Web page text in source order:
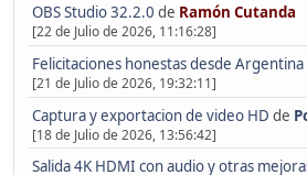
OBS Studio 32.2.0 de Ramón Cutanda
[22 de Julio de 2026, 11:16:28]
Felicitaciones honestas desde Argentina
[21 de Julio de 2026, 19:32:11]
Captura y exportacion de video HD de
[18 de Julio de 2026, 13:56:42]
Salida 4K HDMI con audio y otras